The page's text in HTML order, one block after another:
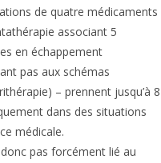
de quatre médicaments
associant 5
en échappement
pas aux schémas
– prennent jusqu’à 8
dans des situations
médicale.
pas forcément lié au